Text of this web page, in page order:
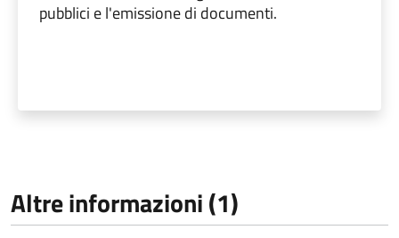
pubblici e l'emissione di documenti.
Altre informazioni (1)